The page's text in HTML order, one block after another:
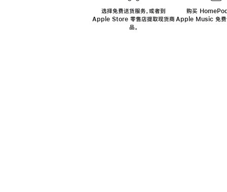
选择免费送货服务，或者到
Apple Store 零售店提取现货商
品。
购买
Apple Music 免费